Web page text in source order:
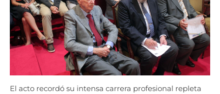
El acto recordó su intensa carrera profesional repleta